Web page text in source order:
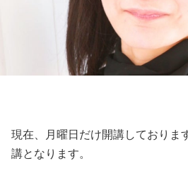
現在、月曜日だけ開講しておりま
講となります。